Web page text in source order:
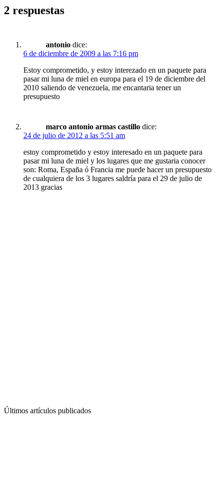
2 respuestas
antonio dice:
6 de diciembre de 2009 a las 7:16 pm
Estoy comprometido, y estoy interezado en un paquete para
pasar mi luna de miel en europa para el 19 de diciembre del
2010 saliendo de venezuela, me encantaria tener un
presupuesto
marco antonio armas castillo dice:
24 de julio de 2012 a las 5:51 am
estoy comprometido y estoy interesado en un paquete para
pasar mi luna de miel y los lugares que me gustaria conocer
son: Roma, España ó Francia me puede hacer un presupuesto
de cualquiera de los 3 lugares saldría para el 29 de julio de
2013 gracias
Últimos artículos publicados